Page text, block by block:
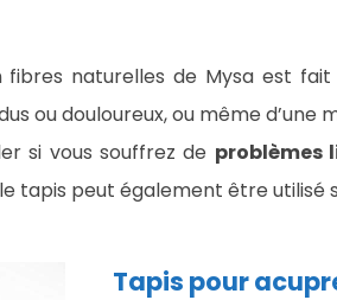
fibres naturelles de Mysa est
ou douloureux, ou même d’une
si vous souffrez de problèmes
tapis peut également être
Tapis pour